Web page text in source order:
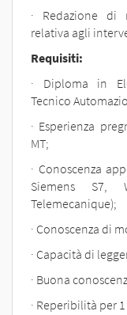
· Redazione di
relativa agli
Requisiti:
· Diploma in
Tecnico
· Esperienza
MT;
· Conoscenza
Siemens S7,
Telemecanique);
· Conoscenza di
· Capacità di
· Buona
· Reperibilità per